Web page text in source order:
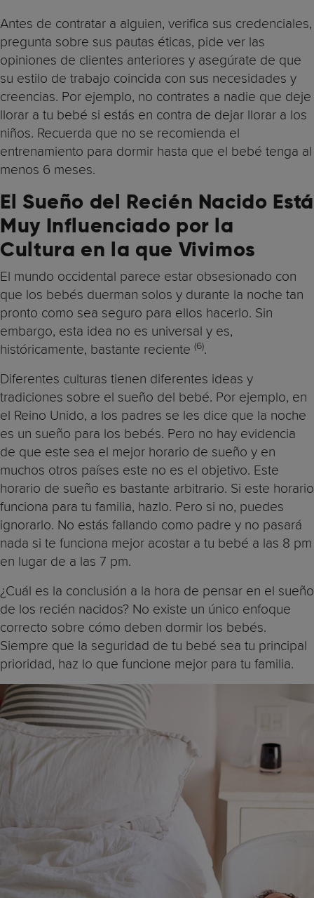
Antes de contratar a alguien, verifica sus credenciales,
pregunta sobre sus pautas éticas, pide ver las
opiniones de clientes anteriores y asegúrate de que
su estilo de trabajo coincida con sus necesidades y
creencias. Por ejemplo, no contrates a nadie que deje
llorar a tu bebé si estás en contra de dejar llorar a los
niños. Recuerda que no se recomienda el
entrenamiento para dormir hasta que el bebé tenga al
menos 6 meses.
El Sueño del Recién Nacido Está
Muy Influenciado por la
Cultura en la que Vivimos
El mundo occidental parece estar obsesionado con
que los bebés duerman solos y durante la noche tan
pronto como sea seguro para ellos hacerlo. Sin
embargo, esta idea no es universal y es,
históricamente, bastante reciente (6).
Diferentes culturas tienen diferentes ideas y
tradiciones sobre el sueño del bebé. Por ejemplo, en
el Reino Unido, a los padres se les dice que la noche
es un sueño para los bebés. Pero no hay evidencia
de que este sea el mejor horario de sueño y en
muchos otros países este no es el objetivo. Este
horario de sueño es bastante arbitrario. Si este horario
funciona para tu familia, hazlo. Pero si no, puedes
ignorarlo. No estás fallando como padre y no pasará
nada si te funciona mejor acostar a tu bebé a las 8 pm
en lugar de a las 7 pm.
¿Cuál es la conclusión a la hora de pensar en el sueño
de los recién nacidos? No existe un único enfoque
correcto sobre cómo deben dormir los bebés.
Siempre que la seguridad de tu bebé sea tu principal
prioridad, haz lo que funcione mejor para tu familia.